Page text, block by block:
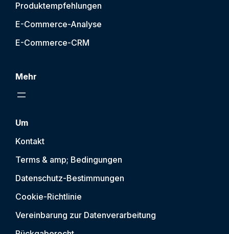
Produktempfehlungen
E-Commerce-Analyse
E-Commerce-CRM
Mehr
Um
Kontakt
Terms & amp; Bedingungen
Datenschutz-Bestimmungen
Cookie-Richtlinie
Vereinbarung zur Datenverarbeitung